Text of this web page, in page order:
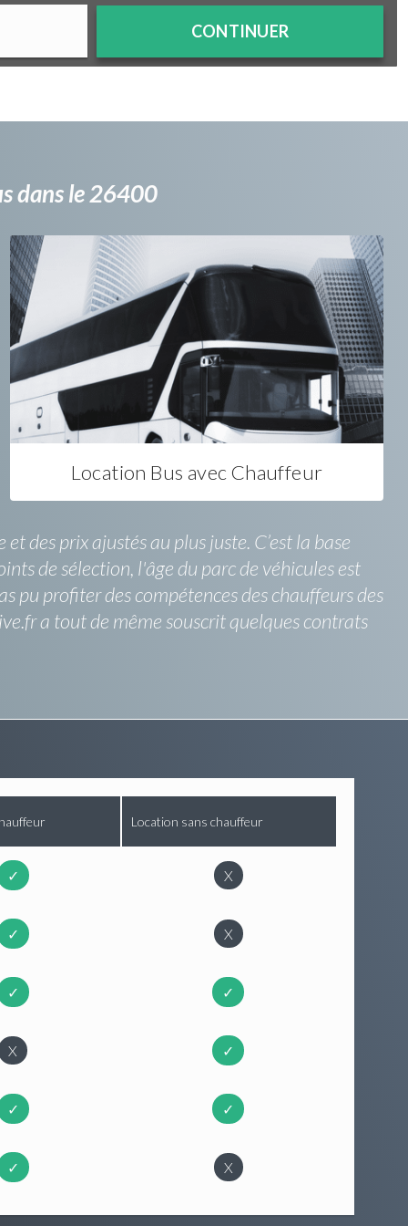
CONTINUER
dans le 26400
Location Bus avec Chauffeur
des prix ajustés au plus juste. C’est la base
de sélection, l'âge du parc de véhicules est
pu profiter des compétences des chauffeurs des
a tout de même souscrit quelques contrats
Location sans chauffeur
✓ X
✓ X
✓ ✓
X ✓
✓ ✓
✓ X